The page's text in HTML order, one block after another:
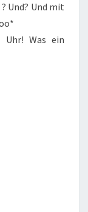
Und? Und mit
Uhr! Was ein